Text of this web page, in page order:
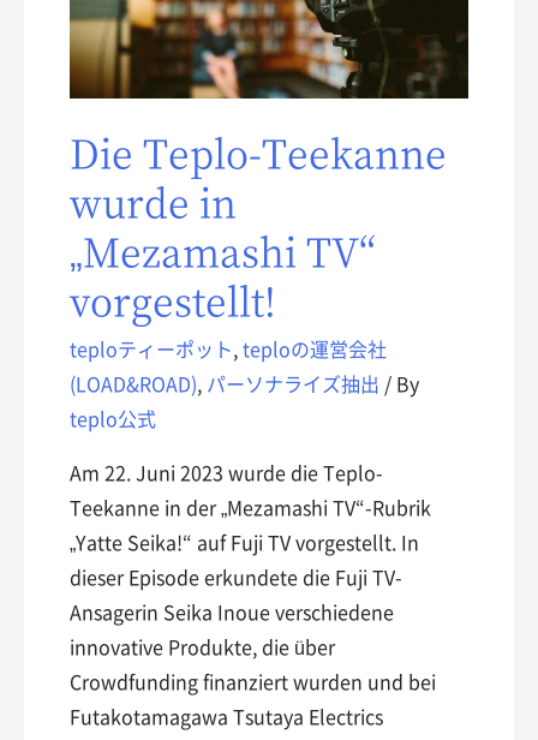
Die Teplo-Teekanne
wurde in
„Mezamashi TV“
vorgestellt!
teploティーポット ,teploの運営会社
(LOAD&ROAD)
パーソナライズ抽出 / By
teplo公式
Am 22. Juni 2023 wurde die Teplo-
Teekanne in der „Mezamashi TV“-Rubrik
„Yatte Seika!“ auf Fuji TV vorgestellt. In
dieser Episode erkundete die Fuji TV-
Ansagerin Seika Inoue verschiedene
innovative Produkte, die über
Crowdfunding finanziert wurden und bei
Futakotamagawa Tsutaya Electrics